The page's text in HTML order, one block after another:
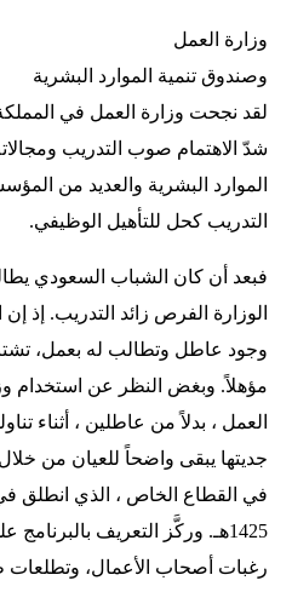
وزارة العمل
وصندوق تنمية الموارد البشرية
لقد نجحت وزارة العمل في
شدّ الاهتمام صوب التدريب
الموارد البشرية والعديد من
التدريب كحل للتأهيل الوظيفي.
فبعد أن كان الشباب السعودي
الوزارة الفرص زائد التدريب. إذ
وجود عاطل وتطالب له بعمل،
مؤهلاً. وبغض النظر عن استخدام
العمل ، بدلاً من عاطلين ، أثناء
جديتها يبقى واضحاً للعيان من
في القطاع الخاص ، الذي انطلق
1425هـ. وركَّز التعريف
رغبات أصحاب الأعمال، وتطلعات